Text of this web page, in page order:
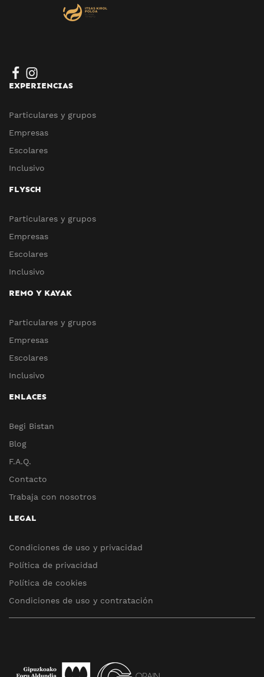
EXPERIENCIAS
Particulares y grupos
Empresas
Escolares
Inclusivo
FLYSCH
Particulares y grupos
Empresas
Escolares
Inclusivo
REMO Y KAYAK
Particulares y grupos
Empresas
Escolares
Inclusivo
ENLACES
Begi Bistan
Blog
F.A.Q.
Contacto
Trabaja con nosotros
LEGAL
Condiciones de uso y privacidad
Política de privacidad
Política de cookies
Condiciones de uso y contratación